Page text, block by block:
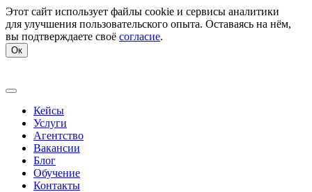
Этот сайт использует файлы cookie и сервисы аналитики
для улучшения пользовательского опыта. Оставаясь на нём,
вы подтверждаете своё согласие.
Ок
Кейсы
Услуги
Агентство
Вакансии
Блог
Обучение
Контакты